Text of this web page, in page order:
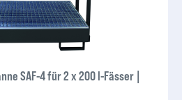
SAF-4 für 2 x 200 l-Fässer |